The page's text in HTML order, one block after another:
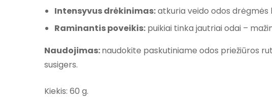
Intensyvus drėkinimas:atkuria veido odos
Raminantis poveikis: puikiai tinka jautriai odai –
Naudojimas:naudokite paskutiniame odos priežiūros
susigers.
Kiekis: 60 g.